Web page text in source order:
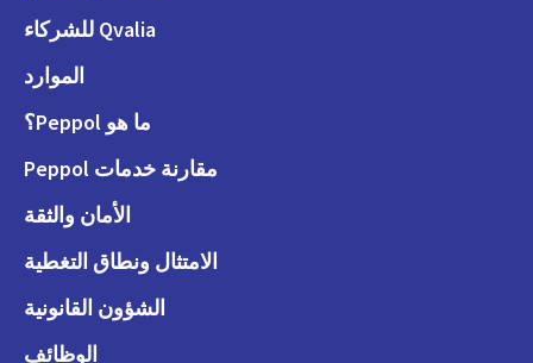
Qvalia للشركاء
الموارد
ما هو Peppol؟
مقارنة خدمات Peppol
الأمان والثقة
الامتثال ونطاق التغطية
الشؤون القانونية
الوظائف